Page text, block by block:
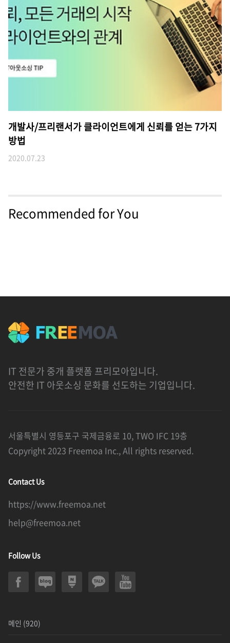
개발사/프리랜서가 클라이언트에게 신뢰를 얻는 7가지
방법
2020.07.23
Recommended for You
IT 전문가 중개 플랫폼 프리모아입니다.
안전한 IT 아웃소싱 문화를 선도하는 기업입니다.
서울특별시 영등포구 국제금융로 10, TWO IFC 19층
Copyright 2023 Freemoa Inc., All rights reserved.
Contact Us
https://www.freemoa.net
help@freemoa.net
Follow Us
메인 (920)